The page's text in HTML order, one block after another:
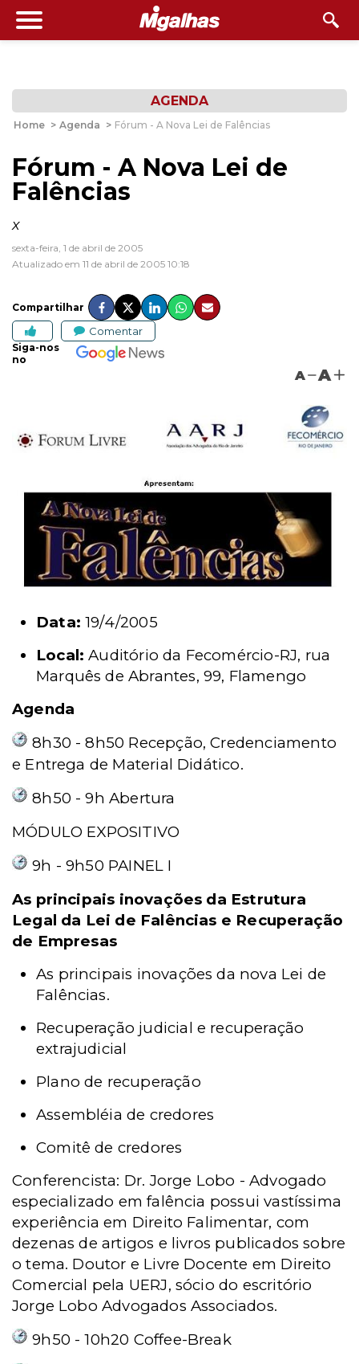
AGENDA
Home > Agenda > Fórum - A Nova Lei de Falências
Fórum - A Nova Lei de
Falências
x
sexta-feira, 1 de abril de 2005
Atualizado em 11 de abril de 2005 10:18
Compartilhar
Comentar
Siga-nos
no
A A
Data: 19/4/2005
Local:Auditório da Fecomércio-RJ, rua
Marquês de Abrantes, 99, Flamengo
Agenda
8h30 - 8h50 Recepção, Credenciamento
e Entrega de Material Didático.
8h50 - 9h Abertura
MÓDULO EXPOSITIVO
9h - 9h50 PAINEL I
As principais inovações da Estrutura
Legal da Lei de Falências e Recuperação
de Empresas
As principais inovações da nova Lei de
Falências.
Recuperação judicial e recuperação
extrajudicial
Plano de recuperação
Assembléia de credores
Comitê de credores
Conferencista: Dr. Jorge Lobo - Advogado
especializado em falência possui vastíssima
experiência em Direito Falimentar, com
dezenas de artigos e livros publicados sobre
o tema. Doutor e Livre Docente em Direito
Comercial pela UERJ, sócio do escritório
Jorge Lobo Advogados Associados.
9h50 - 10h20 Coffee-Break